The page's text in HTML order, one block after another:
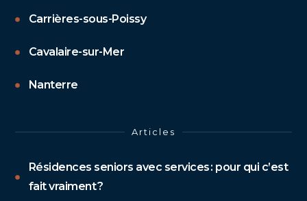
Carrières-sous-Poissy
Cavalaire-sur-Mer
Nanterre
Articles
Résidences seniors avec services : pour qui c’est
fait vraiment ?